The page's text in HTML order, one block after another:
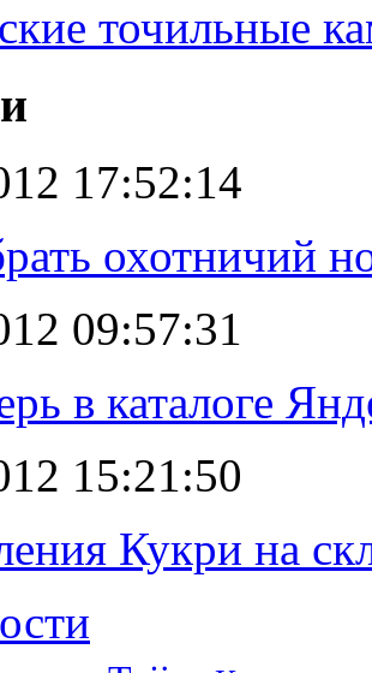
точильные
17:52:14
охотничий
09:57:31
в каталоге
15:21:50
Кукри на